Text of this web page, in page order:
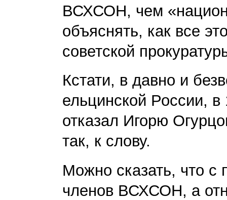
ВСХСОН, чем
объяснять, как все
советской
Кстати, в давно и
ельцинской России,
отказал Игорю
так, к слову.
Можно сказать, что с
членов ВСХСОН, а